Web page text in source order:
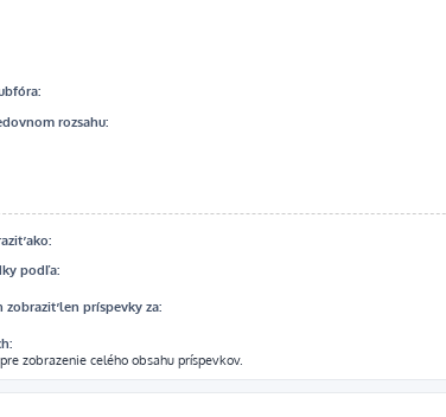
rozsahu:
ako:
podľa:
zobraziť len príspevky za:
zobrazenie celého obsahu príspevkov.